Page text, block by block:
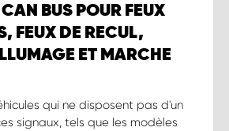
CAN BUS POUR FEUX
FEUX DE RECUL,
ET MARCHE
qui ne disposent pas d'un
signaux, tels que les modèles